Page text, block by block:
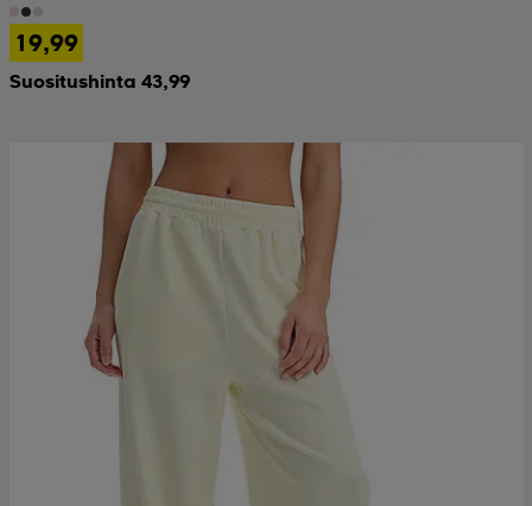
19,99
Suositushinta 43,99